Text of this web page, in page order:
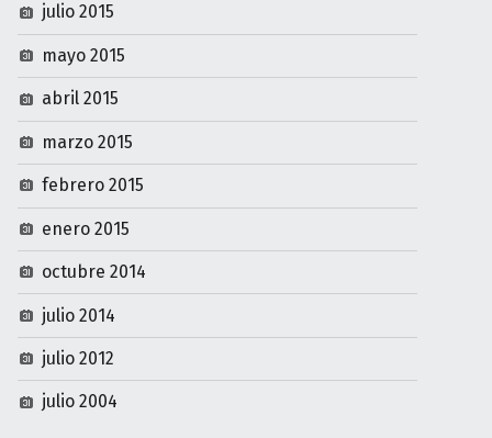
julio 2015
mayo 2015
abril 2015
marzo 2015
febrero 2015
enero 2015
octubre 2014
julio 2014
julio 2012
julio 2004